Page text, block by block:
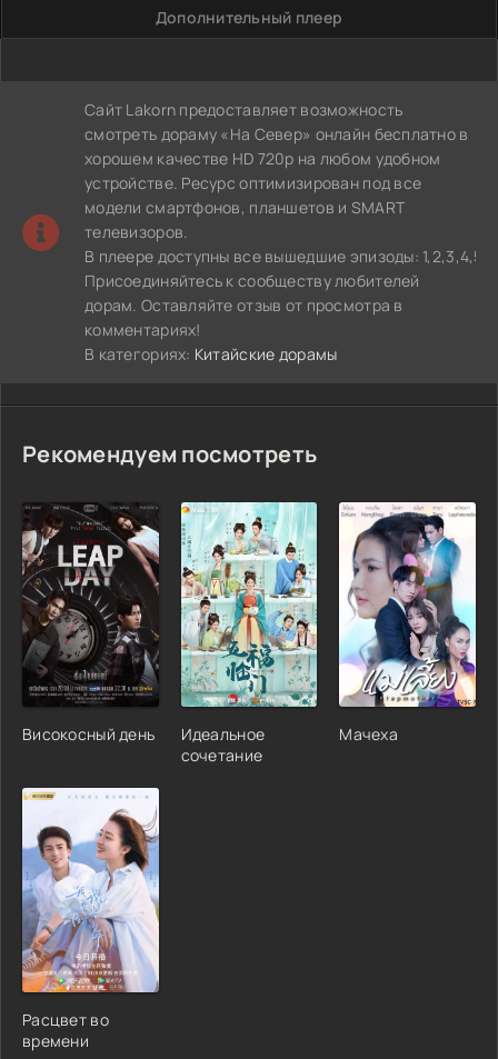
Дополнительный плеер
Сайт Lakorn предоставляет возможность
смотреть дораму «На Север» онлайн бесплатно в
хорошем качестве HD 720p на любом удобном
устройстве. Ресурс оптимизирован под все
модели смартфонов, планшетов и SMART
телевизоров.
В плеере доступны все вышедшие эпизоды:
Присоединяйтесь к сообществу любителей
дорам. Оставляйте отзыв от просмотра в
комментариях!
В категориях: Китайские дорамы
Рекомендуем посмотреть
Високосный день
Идеальное
сочетание
Мачеха
Расцвет во
времени